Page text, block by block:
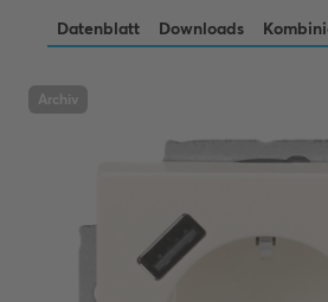
Datenblatt Downloads
Archiv